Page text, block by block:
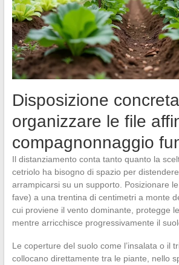
Disposizione
organizzare le file
compagnonnaggio
Il distanziamento conta tanto quanto la
cetriolo ha bisogno di spazio per
arrampicarsi su un supporto. Posizionare
fave) a una trentina di centimetri a monte
cui proviene il vento dominante, protegge
mentre arricchisce progressivamente il
Le coperture del suolo come l’insalata o il
collocano direttamente tra le piante, nello